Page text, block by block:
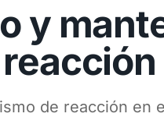
y
de reacción